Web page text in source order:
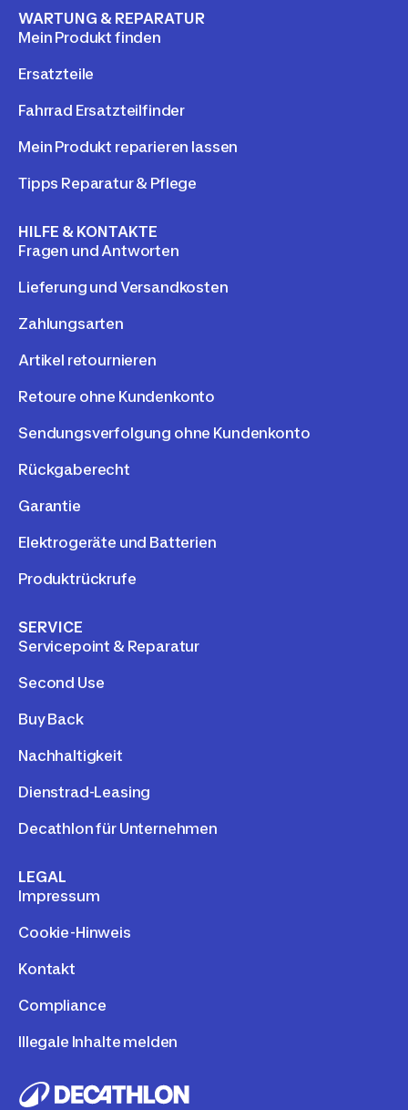
WARTUNG & REPARATUR
Mein Produkt finden
Ersatzteile
Fahrrad Ersatzteilfinder
Mein Produkt reparieren lassen
Tipps Reparatur & Pflege
HILFE & KONTAKTE
Fragen und Antworten
Lieferung und Versandkosten
Zahlungsarten
Artikel retournieren
Retoure ohne Kundenkonto
Sendungsverfolgung ohne Kundenkonto
Rückgaberecht
Garantie
Elektrogeräte und Batterien
Produktrückrufe
SERVICE
Servicepoint & Reparatur
Second Use
Buy Back
Nachhaltigkeit
Dienstrad-Leasing
Decathlon für Unternehmen
LEGAL
Impressum
Cookie-Hinweis
Kontakt
Compliance
Illegale Inhalte melden